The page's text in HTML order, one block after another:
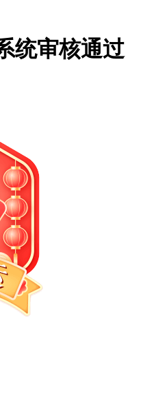
统审核通过